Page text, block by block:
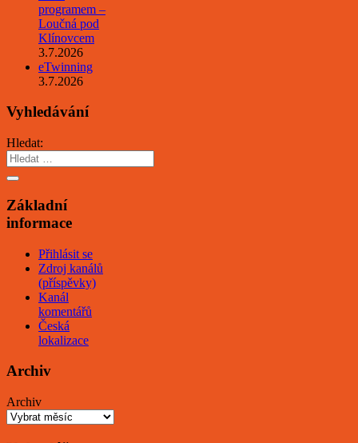
programem –
Loučná pod
Klínovcem
3.7.2026
eTwinning
3.7.2026
Vyhledávání
Hledat:
Základní
informace
Přihlásit se
Zdroj kanálů
(příspěvky)
Kanál
komentářů
Česká
lokalizace
Archiv
Archiv